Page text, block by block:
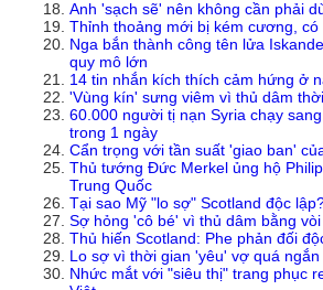
Anh 'sạch sẽ' nên không cần phải
Thỉnh thoảng mới bị kém cương, có
Nga bắn thành công tên lửa
quy mô lớn
14 tin nhắn kích thích cảm hứng ở
'Vùng kín' sưng viêm vì thủ dâm
60.000 người tị nạn Syria chạy
trong 1 ngày
Cẩn trọng với tần suất 'giao ban'
Thủ tướng Đức Merkel ủng hộ
Trung Quốc
Tại sao Mỹ "lo sợ" Scotland độc
Sợ hỏng 'cô bé' vì thủ dâm bằng
Thủ hiến Scotland: Phe phản đối
Lo sợ vì thời gian 'yêu' vợ quá ngắn
Nhức mắt với "siêu thị" trang phục